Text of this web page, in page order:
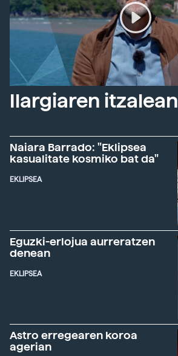
Ilargiaren itzalean
Naiara Barrado: "Eklipsea
kasualitate kosmiko bat da"
EKLIPSEA
Eguzki-erlojua aurreratzen
denean
EKLIPSEA
Astro erregearen koroa
agerian